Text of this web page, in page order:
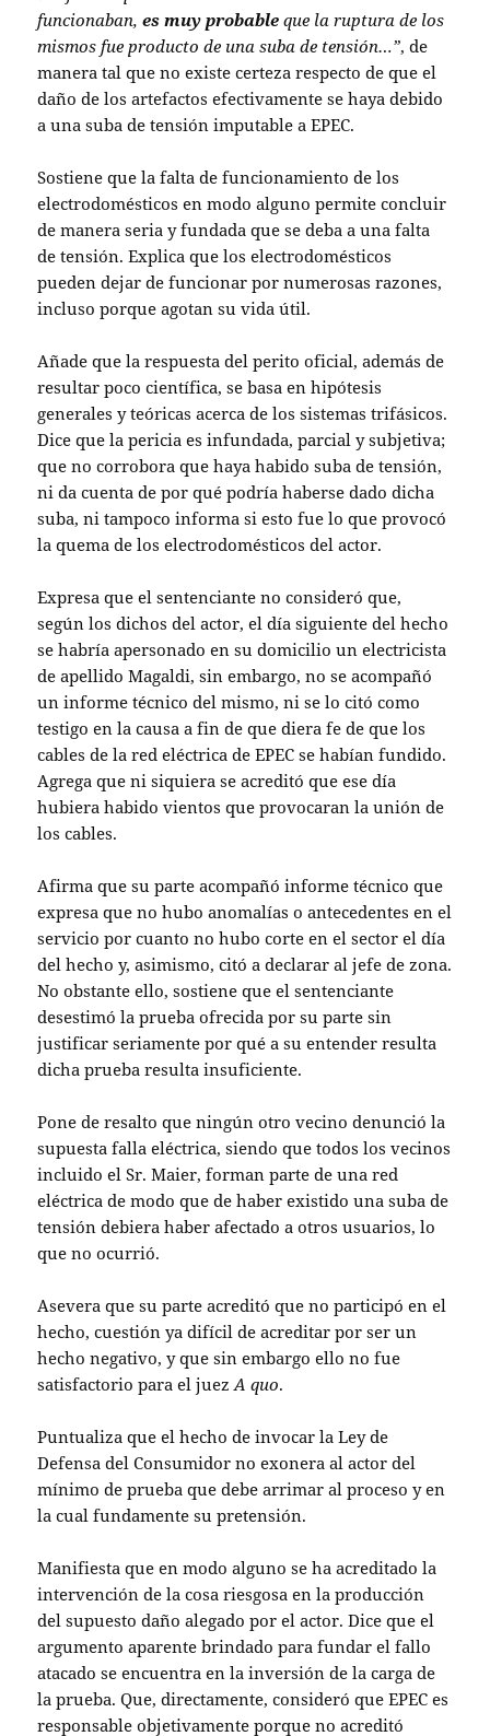
funcionaban,es muy probable que la ruptura de los
mismos fue producto de una suba de tensión…”, de
manera tal que no existe certeza respecto de que el
daño de los artefactos efectivamente se haya debido
a una suba de tensión imputable a EPEC.
Sostiene que la falta de funcionamiento de los
electrodomésticos en modo alguno permite concluir
de manera seria y fundada que se deba a una falta
de tensión. Explica que los electrodomésticos
pueden dejar de funcionar por numerosas razones,
incluso porque agotan su vida útil.
Añade que la respuesta del perito oficial, además de
resultar poco científica, se basa en hipótesis
generales y teóricas acerca de los sistemas trifásicos.
Dice que la pericia es infundada, parcial y subjetiva;
que no corrobora que haya habido suba de tensión,
ni da cuenta de por qué podría haberse dado dicha
suba, ni tampoco informa si esto fue lo que provocó
la quema de los electrodomésticos del actor.
Expresa que el sentenciante no consideró que,
según los dichos del actor, el día siguiente del hecho
se habría apersonado en su domicilio un electricista
de apellido Magaldi, sin embargo, no se acompañó
un informe técnico del mismo, ni se lo citó como
testigo en la causa a fin de que diera fe de que los
cables de la red eléctrica de EPEC se habían fundido.
Agrega que ni siquiera se acreditó que ese día
hubiera habido vientos que provocaran la unión de
los cables.
Afirma que su parte acompañó informe técnico que
expresa que no hubo anomalías o antecedentes en el
servicio por cuanto no hubo corte en el sector el día
del hecho y, asimismo, citó a declarar al jefe de zona.
No obstante ello, sostiene que el sentenciante
desestimó la prueba ofrecida por su parte sin
justificar seriamente por qué a su entender resulta
dicha prueba resulta insuficiente.
Pone de resalto que ningún otro vecino denunció la
supuesta falla eléctrica, siendo que todos los vecinos
incluido el Sr. Maier, forman parte de una red
eléctrica de modo que de haber existido una suba de
tensión debiera haber afectado a otros usuarios, lo
que no ocurrió.
Asevera que su parte acreditó que no participó en el
hecho, cuestión ya difícil de acreditar por ser un
hecho negativo, y que sin embargo ello no fue
satisfactorio para el juezA quo.
Puntualiza que el hecho de invocar la Ley de
Defensa del Consumidor no exonera al actor del
mínimo de prueba que debe arrimar al proceso y en
la cual fundamente su pretensión.
Manifiesta que en modo alguno se ha acreditado la
intervención de la cosa riesgosa en la producción
del supuesto daño alegado por el actor. Dice que el
argumento aparente brindado para fundar el fallo
atacado se encuentra en la inversión de la carga de
la prueba. Que, directamente, consideró que EPEC es
responsable objetivamente porque no acreditó